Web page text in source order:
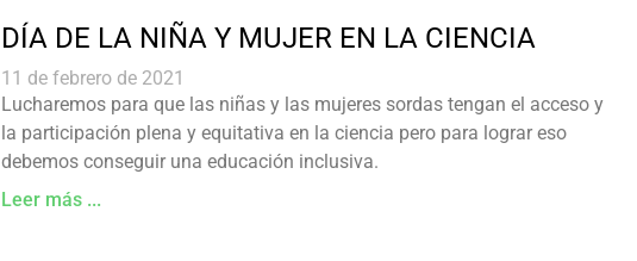
DÍA DE LA NIÑA Y MUJER EN LA CIENCIA
11 de febrero de 2021
Lucharemos para que las niñas y las mujeres sordas tengan el acceso y
la participación plena y equitativa en la ciencia pero para lograr eso
debemos conseguir una educación inclusiva.
Leer más ...